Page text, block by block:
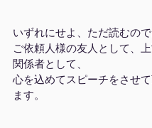
いずれにせよ、ただ読むので
ご依頼人様の友人として、上
関係者として、
心を込めてスピーチをさせ
ます。